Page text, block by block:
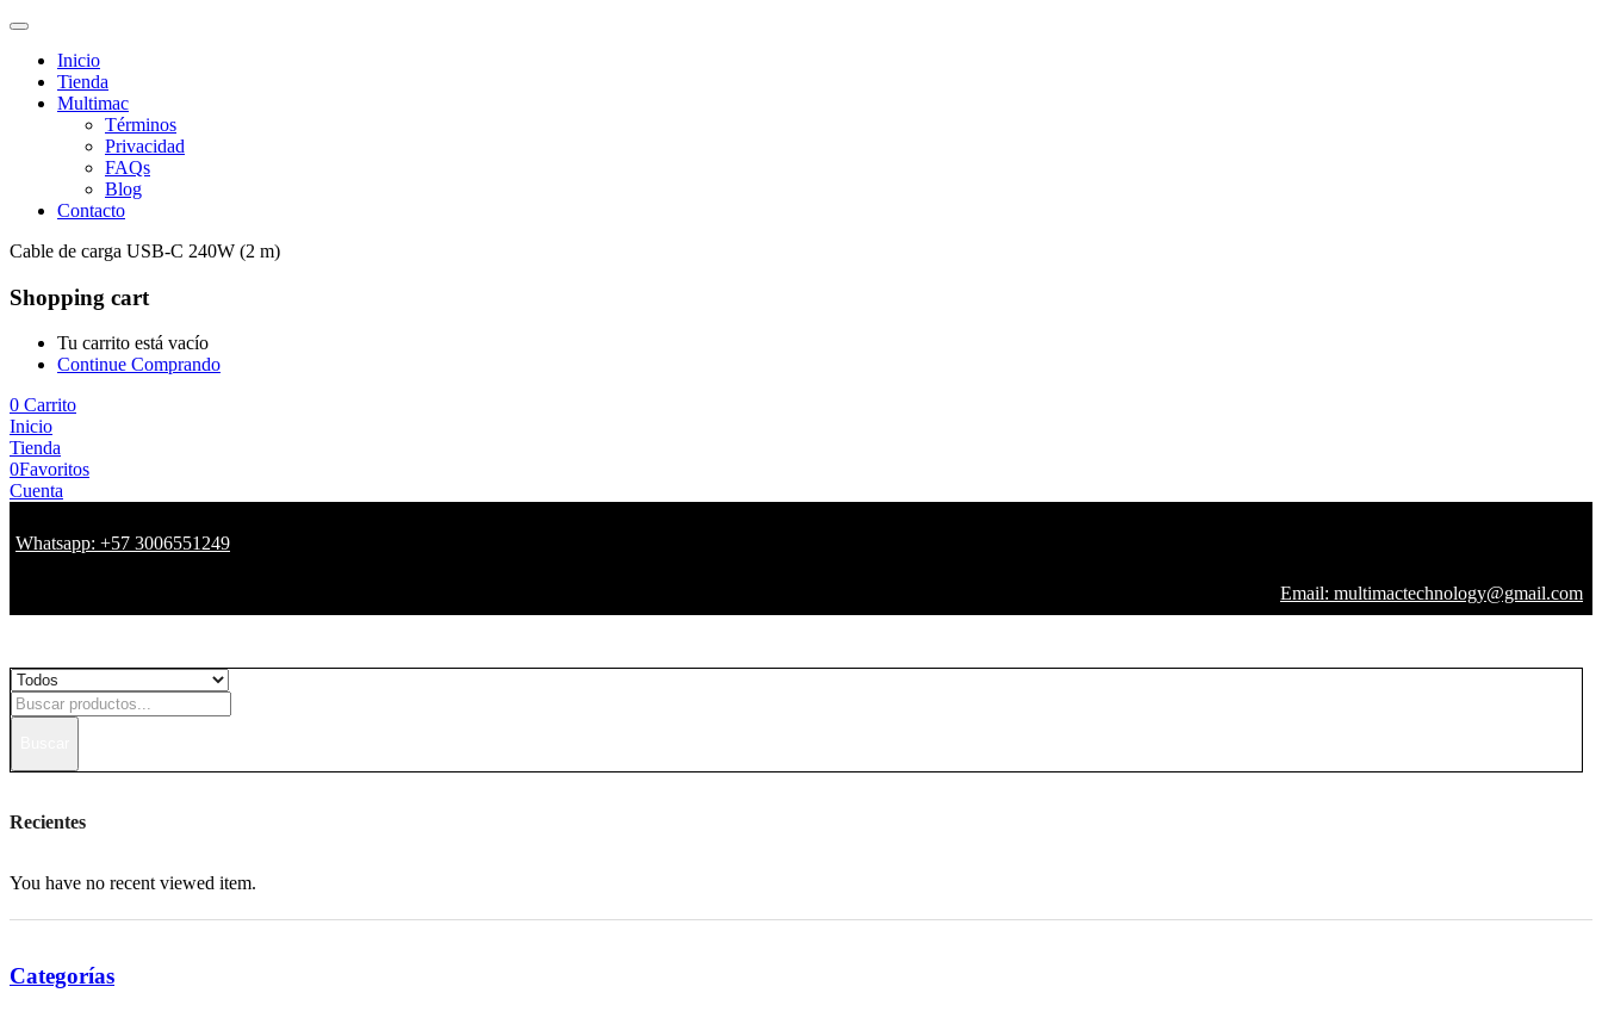
Inicio
Tienda
Multimac
Términos
Privacidad
FAQs
Blog
Contacto
Cable de carga USB-C 240W (2 m)
Shopping cart
Tu carrito está vacío
Continue Comprando
0 Carrito
Inicio
Tienda
0Favoritos
Cuenta
Whatsapp: +57 3006551249
Email: multimactechnology@gmail.com
Recientes
You have no recent viewed item.
Categorías